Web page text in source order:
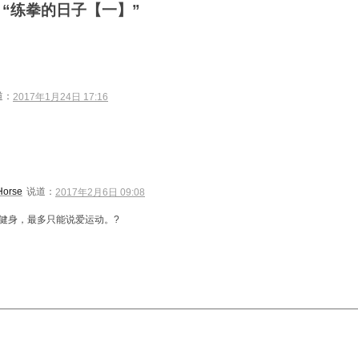
练拳的日子【一】”
2017年1月24日 17:16
说道： 2017年2月6日 09:08
身，最多只能说爱运动。?